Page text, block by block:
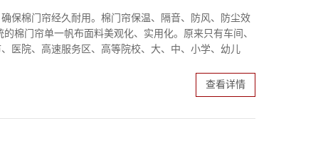
保棉门帘经久耐用。棉门帘保温、隔音、防风、防尘效
棉门帘单一帆布面料美观化、实用化。原来只有车间、
医院、高速服务区、高等院校、大、中、小学、幼儿
查看详情